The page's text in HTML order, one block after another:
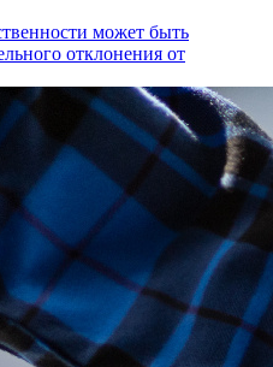
может быть
отклонения от